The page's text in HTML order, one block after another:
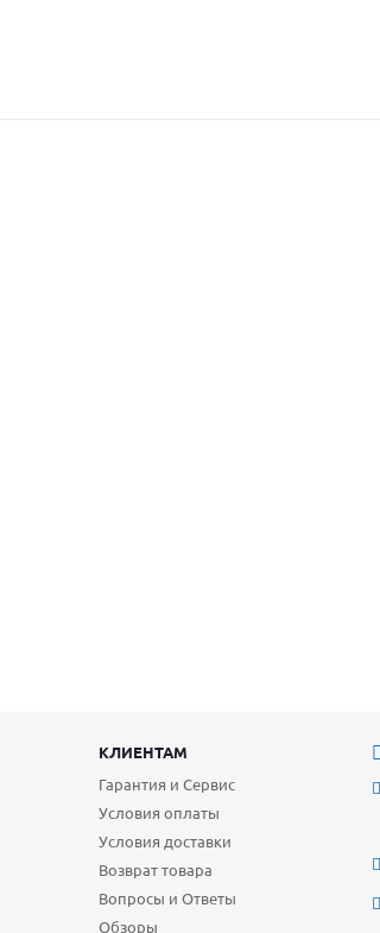
КЛИЕНТАМ
Гарантия и Сервис
Условия оплаты
Условия доставки
Возврат товара
Вопросы и Ответы
Обзоры